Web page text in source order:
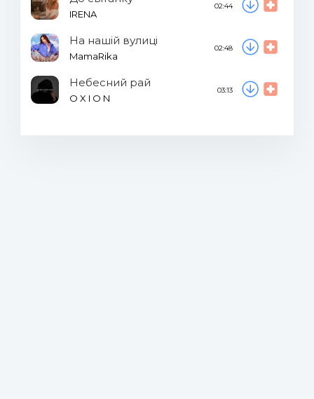
IRENA
02:44
На нашій вулиці
MamaRika
02:48
Небесний рай
O X I O N
03:13